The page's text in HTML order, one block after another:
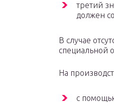
третий
должен
В случае
специальной
На
с